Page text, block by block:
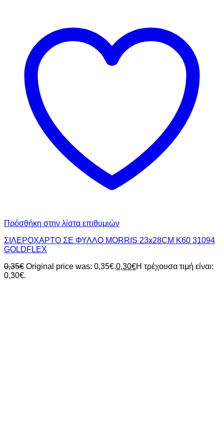
Πρόσθήκη στην λίστα επιθυμιών
ΣΙΛΕΡΟΧΑΡΤΟ ΣΕ ΦΥΛΛΟ MORRIS 23x28CM Κ60 31094
GOLDFLEX
0,35€ Original price was: 0,35€.0,30€Η τρέχουσα τιμή είναι:
0,30€.